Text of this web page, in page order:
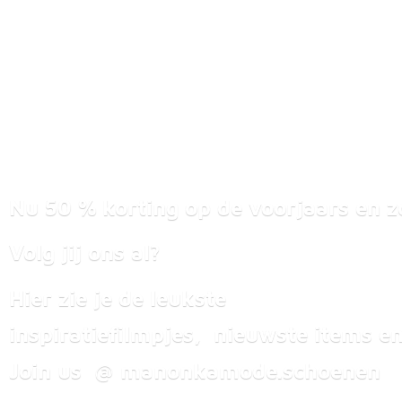
Nu 50 % korting op de voorjaars en
Volg jij ons al?
Hier zie je de leukste
inspiratiefilmpjes, nieuwste items
Join us @ manonkamode.schoenen